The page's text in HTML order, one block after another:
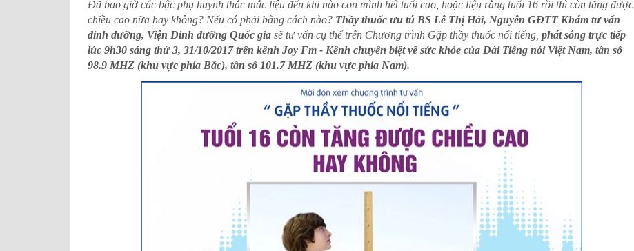
Đã bao giờ các bậc phụ huynh thắc mắc liệu đến khi nào con mình hết tuổi cao, hoặc liệu rằng tuổi 16 rồi thì còn tăng được
chiều cao nữa hay không? Nếu có phải bằng cách nào? Thầy thuốc ưu tú BS Lê Thị Hải, Nguyên GĐTT Khám tư vấn
dinh dưỡng, Viện Dinh dưỡng Quốc gia sẽ tư vấn cụ thể trên Chương trình Gặp thầy thuốc nổi tiếng, phát sóng trực tiếp
lúc 9h30 sáng thứ 3, 31/10/2017 trên kênh Joy Fm - Kênh chuyên biệt về sức khỏe của Đài Tiếng nói Việt Nam, tần số
98.9 MHZ (khu vực phía Bắc), tần số 101.7 MHZ (khu vực phía Nam).
NGUYÊN GĐ TT DINH DƯỠNG VIỆN
DDQG
CHUYÊN GIA TƯ VẤN
CỦNG
BÁC SĨ CHUYÊN KHOA II
DƯỢC SĨ ĐẠI HỌC